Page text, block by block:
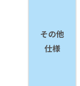
その他
仕様